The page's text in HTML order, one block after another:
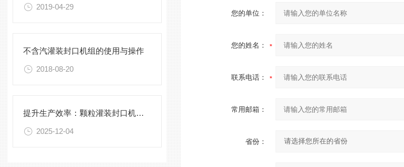
2019-04-29
不含汽灌装封口机组的使用与操作
2018-08-20
提升生产效率：颗粒灌装封口机的优化与维护
2025-12-04
您的单位：
您的姓名：
联系电话：
常用邮箱：
省份：